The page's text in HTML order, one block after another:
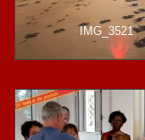
IMG_3521